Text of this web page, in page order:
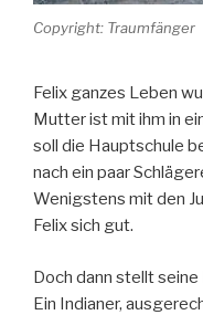
Copyright: Traumfänger
Felix ganzes Leben
Mutter ist mit ihm in
soll die Hauptschule
nach ein paar
Wenigstens mit den
Felix sich gut.
Doch dann stellt seine
Ein Indianer,